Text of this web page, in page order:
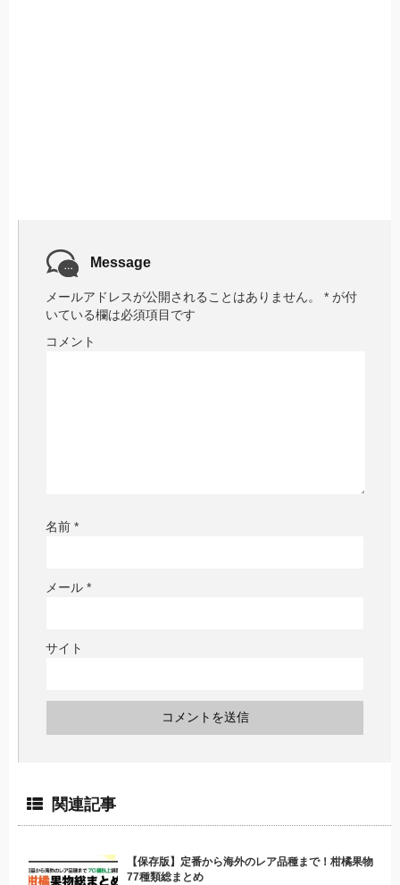
Message
メールアドレスが公開されることはありません。 * が付
いている欄は必須項目です
コメント
名前 *
メール *
サイト
関連記事
【保存版】定番から海外のレア品種まで！柑橘果物
77種類総まとめ